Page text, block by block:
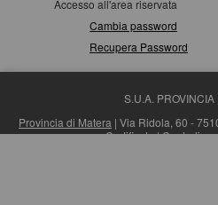
Accesso all'area riservata
Cambia password
Recupera Password
S.U.A. PROVINCIA
Provincia di Matera | Via Ridola, 60 -
Certificata| Centralino: